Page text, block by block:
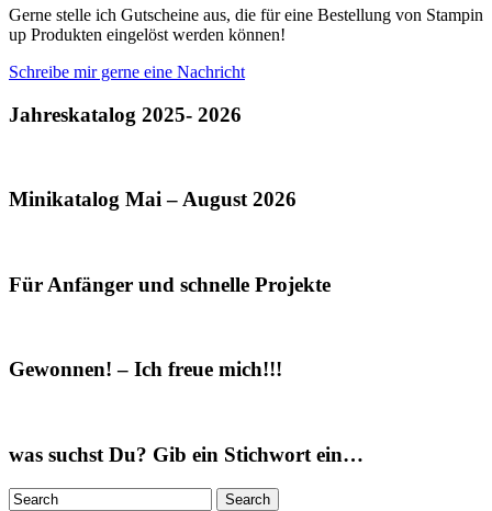
Gerne stelle ich Gutscheine aus, die für eine Bestellung von Stampin
up Produkten eingelöst werden können!
Schreibe mir gerne eine Nachricht
Jahreskatalog 2025- 2026
Minikatalog Mai – August 2026
Für Anfänger und schnelle Projekte
Gewonnen! – Ich freue mich!!!
was suchst Du? Gib ein Stichwort ein…